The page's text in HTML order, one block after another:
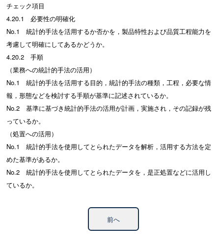
チェック項目
4.20.1 必要性の明確化
No.1 統計的手法を活用するか否かを，製品特性および品質工程能力を
考慮して明確にしてあるかどうか。
4.20.2 手順
（業務への統計的手法の活用）
No.1 統計的手法を活用する目的，統計的手法の種類，工程，必要な情
報，形態などを検討する手順が基準に記述されているか。
No.2 基準に基づき統計的手法の活用が計画，実施され，その記録が残
っているか。
（処置への活用）
No.1 統計的手法を使用してとられたデータを解析，活用する方法を定
めた基準があるか。
No.2 統計的手法を使用してとられたデータを，是正処置などに活用し
ているか。
前へ